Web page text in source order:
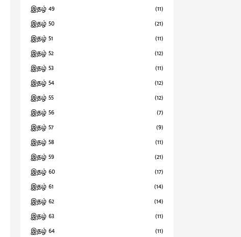
இதழ் 49
(11)
இதழ் 50
(21)
இதழ் 51
(11)
இதழ் 52
(12)
இதழ் 53
(11)
இதழ் 54
(12)
இதழ் 55
(12)
இதழ் 56
(7)
இதழ் 57
(9)
இதழ் 58
(11)
இதழ் 59
(21)
இதழ் 60
(17)
இதழ் 61
(14)
இதழ் 62
(14)
இதழ் 63
(11)
இதழ் 64
(11)